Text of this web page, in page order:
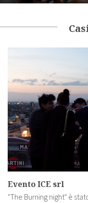
Evento ICE srl
"The Burning night" è